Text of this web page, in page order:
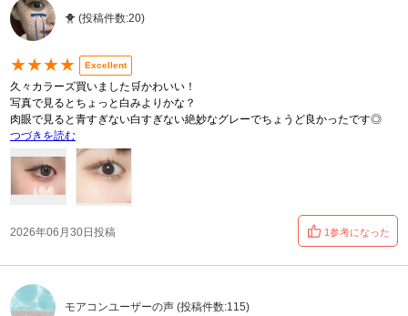
🐥 (投稿件数:20)
★★★★ Excellent
久々カラーズ買いました🛒かわいい！
写真で見るとちょっと白みよりかな？
肉眼で見ると青すぎない白すぎない絶妙なグレーでちょうど良かったです◎
つづきを読む
2026年06月30日投稿 1参考になった
モアコンユーザーの声 (投稿件数:115)